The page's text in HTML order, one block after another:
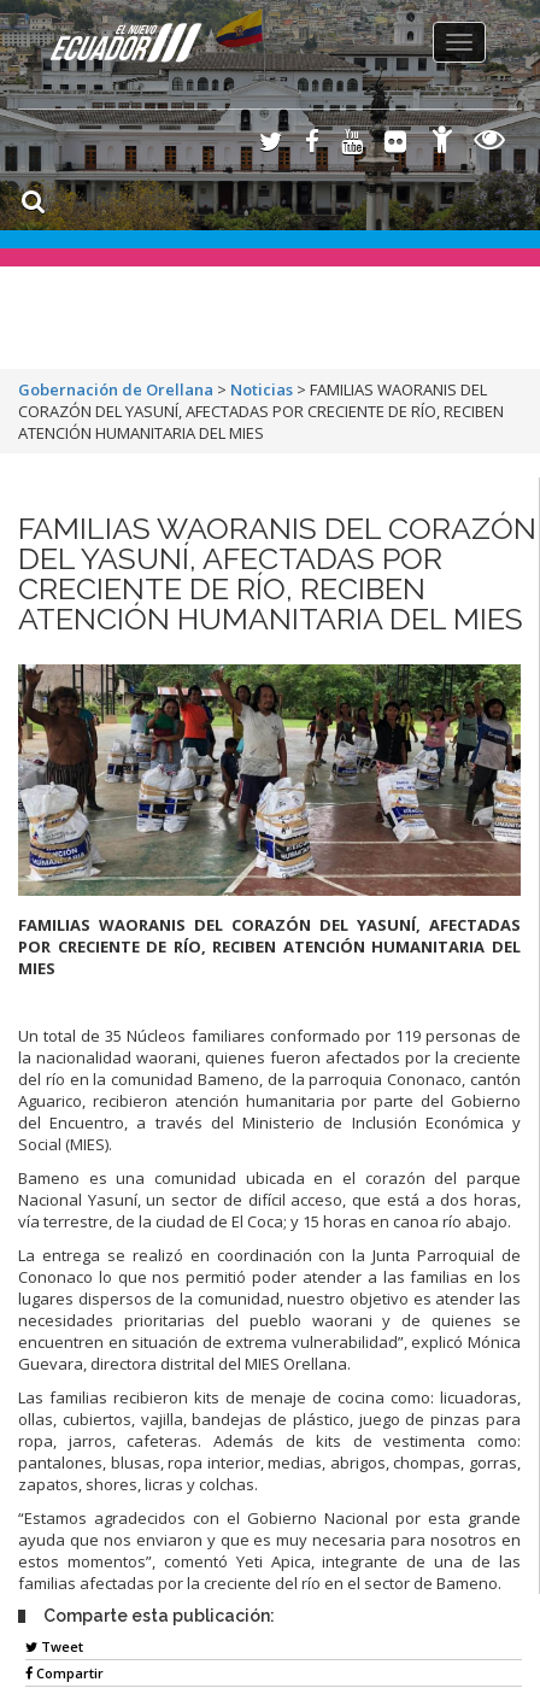
Toggle
navigation
Gobernación de Orellana > Noticias > FAMILIAS WAORANIS DEL
CORAZÓN DEL YASUNÍ, AFECTADAS POR CRECIENTE DE RÍO, RECIBEN
ATENCIÓN HUMANITARIA DEL MIES
FAMILIAS WAORANIS DEL CORAZÓN
DEL YASUNÍ, AFECTADAS POR
CRECIENTE DE RÍO, RECIBEN
ATENCIÓN HUMANITARIA DEL MIES
FAMILIAS WAORANIS DEL CORAZÓN DEL YASUNÍ, AFECTADAS
POR CRECIENTE DE RÍO, RECIBEN ATENCIÓN HUMANITARIA DEL
MIES
Un total de 35 Núcleos familiares conformado por 119 personas de
la nacionalidad waorani, quienes fueron afectados por la creciente
del río en la comunidad Bameno, de la parroquia Cononaco, cantón
Aguarico, recibieron atención humanitaria por parte del Gobierno
del Encuentro, a través del Ministerio de Inclusión Económica y
Social (MIES).
Bameno es una comunidad ubicada en el corazón del parque
Nacional Yasuní, un sector de difícil acceso, que está a dos horas,
vía terrestre, de la ciudad de El Coca; y 15 horas en canoa río abajo.
La entrega se realizó en coordinación con la Junta Parroquial de
Cononaco lo que nos permitió poder atender a las familias en los
lugares dispersos de la comunidad, nuestro objetivo es atender las
necesidades prioritarias del pueblo waorani y de quienes se
encuentren en situación de extrema vulnerabilidad”, explicó Mónica
Guevara, directora distrital del MIES Orellana.
Las familias recibieron kits de menaje de cocina como: licuadoras,
ollas, cubiertos, vajilla, bandejas de plástico, juego de pinzas para
ropa, jarros, cafeteras. Además de kits de vestimenta como:
pantalones, blusas, ropa interior, medias, abrigos, chompas, gorras,
zapatos, shores, licras y colchas.
“Estamos agradecidos con el Gobierno Nacional por esta grande
ayuda que nos enviaron y que es muy necesaria para nosotros en
estos momentos”, comentó Yeti Apica, integrante de una de las
familias afectadas por la creciente del río en el sector de Bameno.
Comparte esta publicación:
Tweet
Compartir